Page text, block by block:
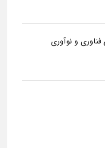
و نوآوری